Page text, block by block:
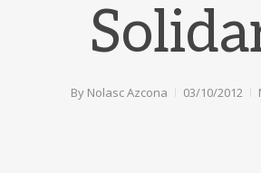
By Nolasc Azcona 03/10/2012